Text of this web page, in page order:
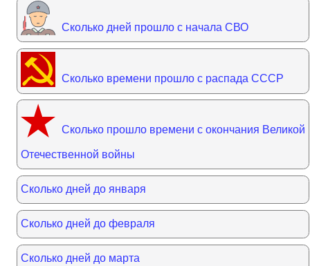
Сколько дней прошло с начала СВО
Сколько времени прошло с распада СССР
Сколько прошло времени с окончания Великой
Отечественной войны
Сколько дней до января
Сколько дней до февраля
Сколько дней до марта